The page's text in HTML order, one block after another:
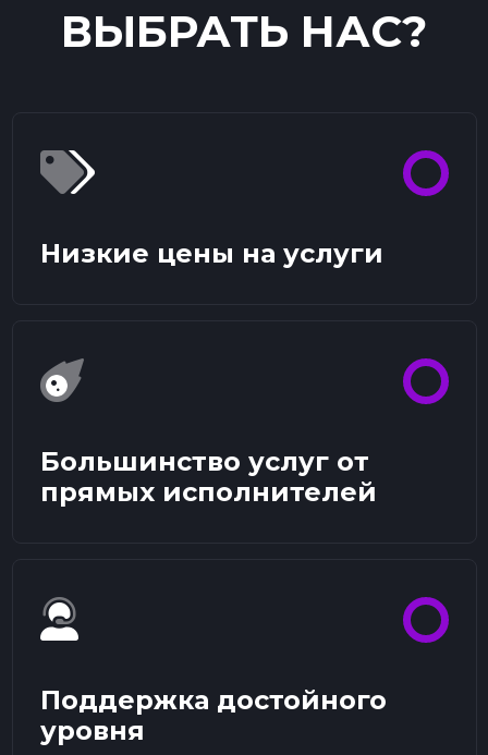
ВЫБРАТЬ НАС?
Низкие цены на услуги
Большинство услуг от
прямых исполнителей
Поддержка достойного
уровня